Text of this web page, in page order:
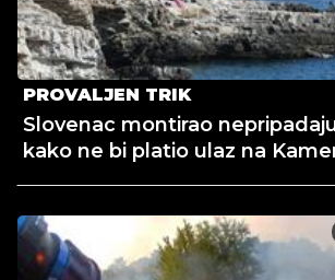
PROVALJEN TRIK
Slovenac montirao
kako ne bi platio ulaz na